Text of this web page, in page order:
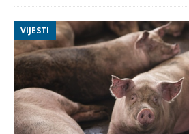
VIJESTI